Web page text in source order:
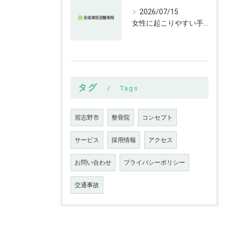
2026/07/15
タグ Tags
習志野市 整骨院 コンセプト
サービス 採用情報 アクセス
お問い合わせ プライバシーポリシー
交通事故